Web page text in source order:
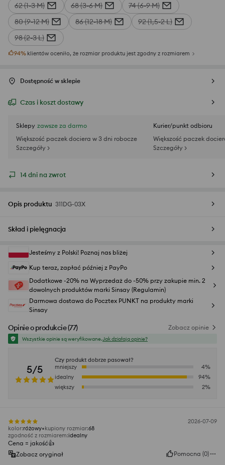
62 (1-3 M) 68 (3-6 M)
74 (6-9 M)
80 (9-12 M)
86 (12-18 M)
92 (1,5-2 L)
98 (2-3 L)
94% klientów oceniło, że rozmiar produktu jest zgodny z rozmiarem
Dostępność w sklepie
Czas i koszt dostawy
Sklepy zawsze za darmo
Większość paczek dociera w 3 dni robocze
Szczegóły >
Kurier/punkt odbioru
Większość paczek
Szczegóły >
14 dni na zwrot
Opis produktu 311DG-03X
Skład i pielęgnacja
Jesteśmy z Polski! Poznaj nas bliżej
Kup teraz, zapłać później z PayPo
Dodatkowe -20% na Wyprzedaż do -50% przy zakupie min. 2
dowolnych produktów marki Sinsay (Regulamin)
Darmowa dostawa do Pocztex PUNKT na produkty marki
Sinsay
Opinie o produkcie(77) Zobacz opinie
Wszystkie opinie są weryfikowane.Jak działają opinie?
5/5
Czy produkt dobrze pasował?
mniejszy
4%
idealny
94%
większy
2%
2026-07-09
kolor:różowy kupiony rozmiar:68
zgodność z rozmiarem:idealny
Cena = jakość👍️
Zobacz oryginał
Pomocna (0)